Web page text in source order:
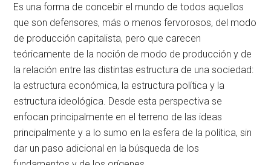
Es una forma de concebir el mundo de todos aquellos
que son defensores, más o menos fervorosos, del modo
de producción capitalista, pero que carecen
teóricamente de la noción de modo de producción y de
la relación entre las distintas estructura de una sociedad:
la estructura económica, la estructura política y la
estructura ideológica. Desde esta perspectiva se
enfocan principalmente en el terreno de las ideas
principalmente y a lo sumo en la esfera de la política, sin
dar un paso adicional en la búsqueda de los